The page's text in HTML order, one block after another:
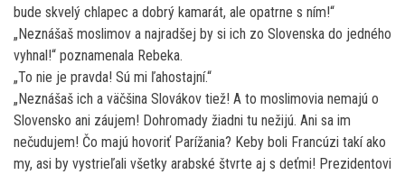
bude skvelý chlapec a dobrý kamarát, ale opatrne s ním!“
„Neznášaš moslimov a najradšej by si ich zo Slovenska do jedného
vyhnal!“ poznamenala Rebeka.
„To nie je pravda! Sú mi ľahostajní.“
„Neznášaš ich a väčšina Slovákov tiež! A to moslimovia nemajú o
Slovensko ani záujem! Dohromady žiadni tu nežijú. Ani sa im
nečudujem! Čo majú hovoriť Parížania? Keby boli Francúzi takí ako
my, asi by vystrieľali všetky arabské štvrte aj s deťmi! Prezidentovi